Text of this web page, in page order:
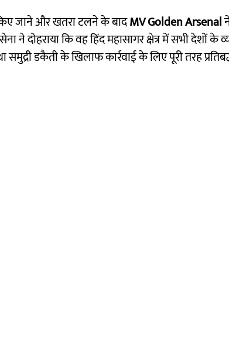
जाने और खतरा टलने के बादMV Golden Arsenal
ने दोहराया कि वह हिंद महासागर क्षेत्र में सभी देशों के
समुद्री डकैती के खिलाफ कार्रवाई के लिए पूरी तरह